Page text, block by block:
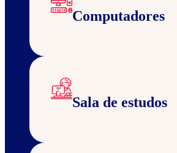
Computadores
Sala de estudos